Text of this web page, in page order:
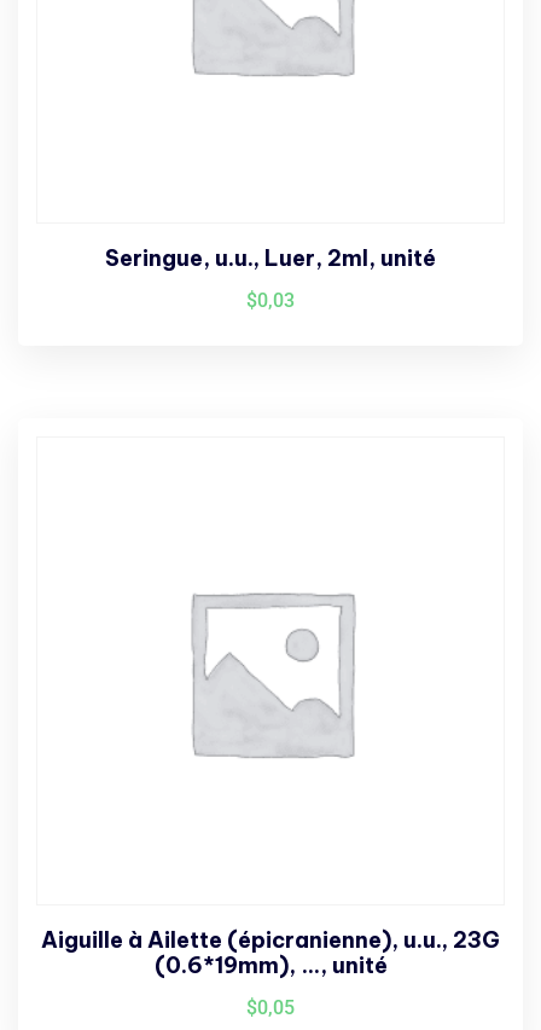
Seringue, u.u., Luer, 2ml, unité
$0,03
Aiguille à Ailette (épicranienne), u.u., 23G
(0.6*19mm), …, unité
$0,05